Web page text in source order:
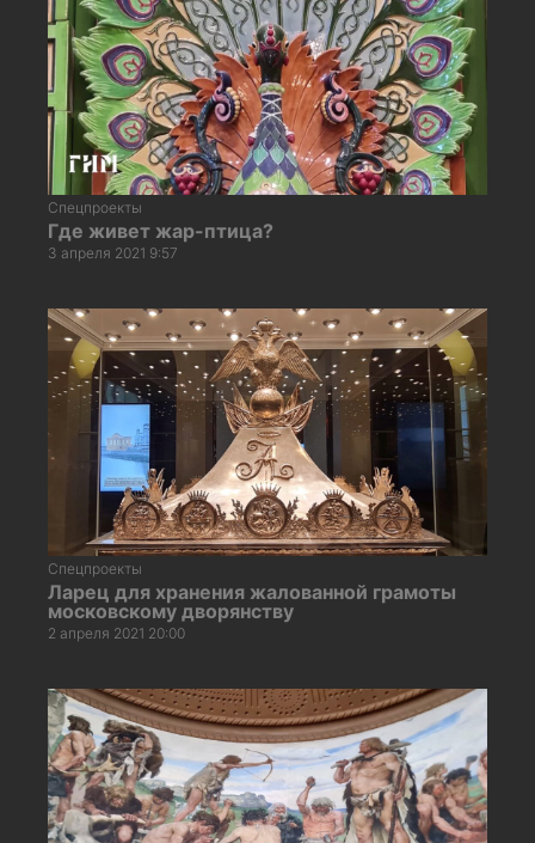
Спецпроекты
Где живет жар-птица?
3 апреля 2021 9:57
Спецпроекты
Ларец для хранения жалованной грамоты
московскому дворянству
2 апреля 2021 20:00